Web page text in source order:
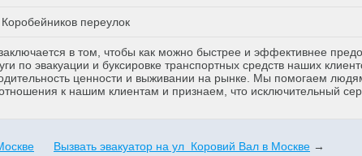
Коробейников переулок
в том, чтобы как можно быстрее и эффективнее
по эвакуации и буксировке транспортных средств наших
ценности и выживании на рынке. Мы помогаем
к нашим клиентам и признаем, что исключительный
Вызвать эвакуатор на ул Коровий Вал в Москве →